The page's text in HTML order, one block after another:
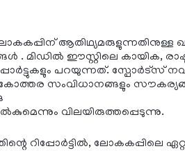
ആതിഥ്യമരുളുന്നതിനുള്ള
. മിഡില്‍ ഈസ്റ്റിലെ കായിക,
പറയുന്നത്. സ്പോര്‍ട്സ്
സംവിധാനങ്ങളും
വിലയിരുത്തപ്പെടുന്നു.
റിപ്പോര്‍ട്ടില്‍, ലോകകപ്പിലെ